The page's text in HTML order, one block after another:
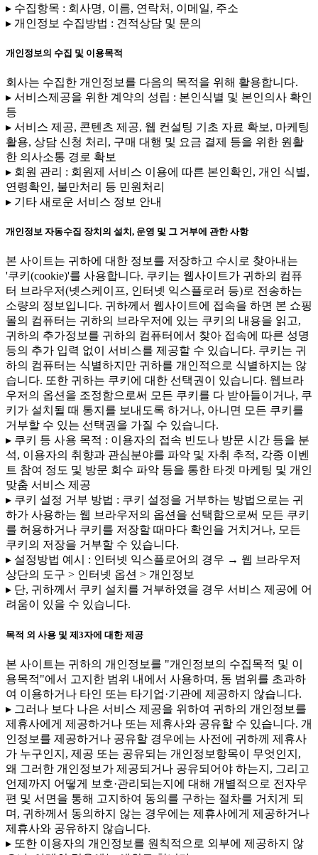
▸ 수집항목 : 회사명, 이름, 연락처, 이메일, 주소
▸ 개인정보 수집방법 : 견적상담 및 문의
개인정보의 수집 및 이용목적
회사는 수집한 개인정보를 다음의 목적을 위해 활용합니다.
▸ 서비스제공을 위한 계약의 성립 : 본인식별 및 본인의사 확인
등
▸ 서비스 제공, 콘텐츠 제공, 웹 컨설팅 기초 자료 확보, 마케팅
활용, 상담 신청 처리, 구매 대행 및 요금 결제 등을 위한 원활
한 의사소통 경로 확보
▸ 회원 관리 : 회원제 서비스 이용에 따른 본인확인, 개인 식별,
연령확인, 불만처리 등 민원처리
▸ 기타 새로운 서비스 정보 안내
개인정보 자동수집 장치의 설치, 운영 및 그 거부에 관한 사항
본 사이트는 귀하에 대한 정보를 저장하고 수시로 찾아내는
'쿠키(cookie)'를 사용합니다. 쿠키는 웹사이트가 귀하의 컴퓨
터 브라우저(넷스케이프, 인터넷 익스플로러 등)로 전송하는
소량의 정보입니다. 귀하께서 웹사이트에 접속을 하면 본 쇼핑
몰의 컴퓨터는 귀하의 브라우저에 있는 쿠키의 내용을 읽고,
귀하의 추가정보를 귀하의 컴퓨터에서 찾아 접속에 따른 성명
등의 추가 입력 없이 서비스를 제공할 수 있습니다. 쿠키는 귀
하의 컴퓨터는 식별하지만 귀하를 개인적으로 식별하지는 않
습니다. 또한 귀하는 쿠키에 대한 선택권이 있습니다. 웹브라
우저의 옵션을 조정함으로써 모든 쿠키를 다 받아들이거나, 쿠
키가 설치될 때 통지를 보내도록 하거나, 아니면 모든 쿠키를
거부할 수 있는 선택권을 가질 수 있습니다.
▸ 쿠키 등 사용 목적 : 이용자의 접속 빈도나 방문 시간 등을 분
석, 이용자의 취향과 관심분야를 파악 및 자취 추적, 각종 이벤
트 참여 정도 및 방문 회수 파악 등을 통한 타겟 마케팅 및 개인
맞춤 서비스 제공
▸ 쿠키 설정 거부 방법 : 쿠키 설정을 거부하는 방법으로는 귀
하가 사용하는 웹 브라우저의 옵션을 선택함으로써 모든 쿠키
를 허용하거나 쿠키를 저장할 때마다 확인을 거치거나, 모든
쿠키의 저장을 거부할 수 있습니다.
▸ 설정방법 예시 : 인터넷 익스플로어의 경우 → 웹 브라우저
상단의 도구 > 인터넷 옵션 > 개인정보
▸ 단, 귀하께서 쿠키 설치를 거부하였을 경우 서비스 제공에 어
려움이 있을 수 있습니다.
목적 외 사용 및 제3자에 대한 제공
본 사이트는 귀하의 개인정보를 "개인정보의 수집목적 및 이
용목적"에서 고지한 범위 내에서 사용하며, 동 범위를 초과하
여 이용하거나 타인 또는 타기업·기관에 제공하지 않습니다.
▸ 그러나 보다 나은 서비스 제공을 위하여 귀하의 개인정보를
제휴사에게 제공하거나 또는 제휴사와 공유할 수 있습니다. 개
인정보를 제공하거나 공유할 경우에는 사전에 귀하께 제휴사
가 누구인지, 제공 또는 공유되는 개인정보항목이 무엇인지,
왜 그러한 개인정보가 제공되거나 공유되어야 하는지, 그리고
언제까지 어떻게 보호·관리되는지에 대해 개별적으로 전자우
편 및 서면을 통해 고지하여 동의를 구하는 절차를 거치게 되
며, 귀하께서 동의하지 않는 경우에는 제휴사에게 제공하거나
제휴사와 공유하지 않습니다.
▸ 또한 이용자의 개인정보를 원칙적으로 외부에 제공하지 않